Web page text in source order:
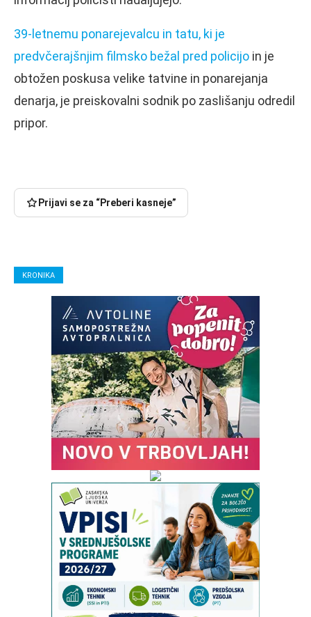
39-letnemu ponarejevalcu in tatu, ki je
predvčerajšnjim filmsko bežal pred policijo in je
obtožen poskusa velike tatvine in ponarejanja
denarja, je preiskovalni sodnik po zaslišanju odredil
pripor.
Prijavi se za “Preberi kasneje”
KRONIKA